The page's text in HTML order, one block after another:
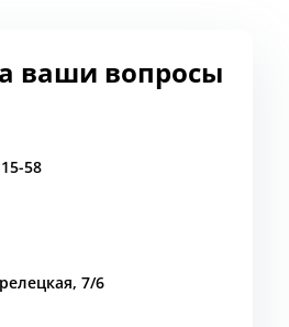
ваши вопросы
58
7/6